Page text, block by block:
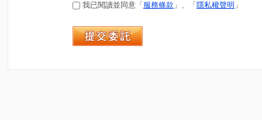
我已閱讀並同意「 服務條款 」、「 隱私權聲明 」